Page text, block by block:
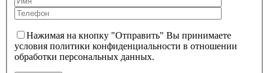
Нажимая на кнопку "Отправить" Вы принимаете
условия политики конфиденциальности в отношении
обработки персональных данных.